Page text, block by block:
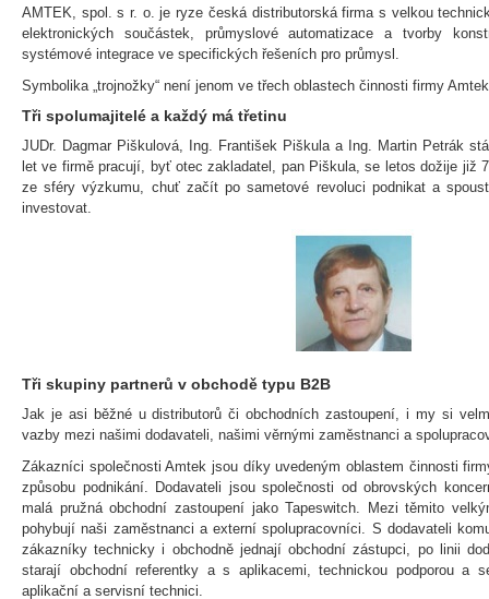
AMTEK, spol. s r. o. je ryze česká distributorská firma s velkou
elektronických součástek, průmyslové automatizace a tvorby
systémové integrace ve specifických řešeních pro průmysl.
Symbolika „trojnožky“ není jenom ve třech oblastech činnosti firmy
Tři spolumajitelé a každý má třetinu
JUDr. Dagmar Piškulová, Ing. František Piškula a Ing. Martin Petrák
let ve firmě pracují, byť otec zakladatel, pan Piškula, se letos dožije již
ze sféry výzkumu, chuť začít po sametové revoluci podnikat a
investovat.
Tři skupiny partnerů v obchodě typu B2B
Jak je asi běžné u distributorů či obchodních zastoupení, i my si
vazby mezi našimi dodavateli, našimi věrnými zaměstnanci a
Zákazníci společnosti Amtek jsou díky uvedeným oblastem činnosti
způsobu podnikání. Dodavateli jsou společnosti od obrovských
malá pružná obchodní zastoupení jako Tapeswitch. Mezi těmito
pohybují naši zaměstnanci a externí spolupracovníci. S dodavateli
zákazníky technicky i obchodně jednají obchodní zástupci, po linii
starají obchodní referentky a s aplikacemi, technickou podporou a
aplikační a servisní technici.